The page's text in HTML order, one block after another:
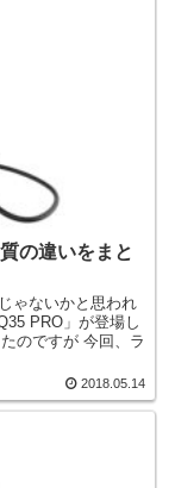
の違いをまと
ゃないかと思われ
PRO」が登場し
のですが 今回、ラ
2018.05.14